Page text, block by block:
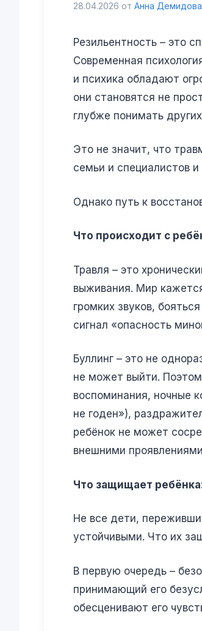
28.04.2026 от Анна Демидова
Резильентность – это
Современная
и психика обладают
они становятся не
глубже понимать
Это не значит, что
семьи и специалистов
Однако путь к
Что происходит с
Травля – это
выживания. Мир
громких звуков,
сигнал «опасность
Буллинг – это не
не может выйти.
воспоминания, ночные
не годен»),
ребёнок не может
внешними
Что защищает
Не все дети,
устойчивыми. Что их
В первую очередь –
принимающий его
обесценивают его